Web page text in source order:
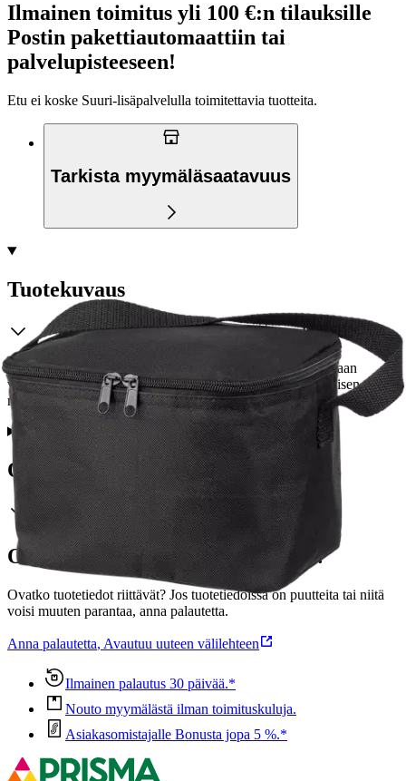
Ilmainen toimitus yli 100 €:n tilauksille
Postin pakettiautomaattiin tai
palvelupisteeseen!
Etu ei koske Suuri‑lisäpalvelulla toimitettavia tuotteita.
Tarkista myymäläsaatavuus
Tuotekuvaus
Kompakti House-kylmälaukku, jossa on olkahihna. Suljetaan
vetoketjulla. Mitat 20 x 15 x 15 cm, tilavuus 4 litraa. Päällisen
materiaali on polyesteriä. Puhdistetaan kostealla liinalla.
Ominaisuudet
Oletko tyytyväinen tuotetietoihin?
Ovatko tuotetiedot riittävät? Jos tuotetiedoissa on puutteita tai niitä
voisi muuten parantaa, anna palautetta.
Anna palautetta, Avautuu uuteen välilehteen
Ilmainen palautus 30 päivää.*
Nouto myymälästä ilman toimituskuluja.
Asiakasomistajalle Bonusta jopa 5 %.*